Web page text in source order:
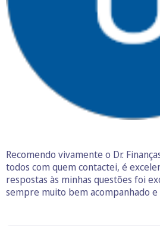
Recomendo vivamente o Dr.
todos com quem contactei, é
respostas às minhas questões foi
sempre muito bem acompanhado e